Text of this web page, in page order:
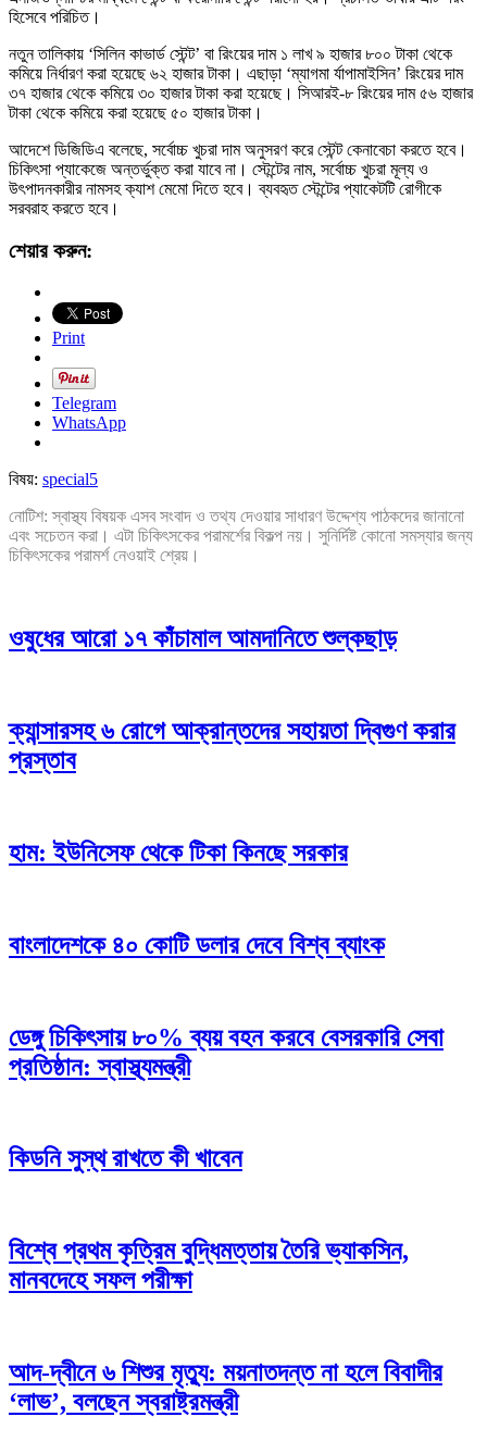
হিসেবে পরিচিত।
নতুন তালিকায় ‘সিলিন কাভার্ড স্টেন্ট’ বা রিংয়ের দাম ১ লাখ ৯ হাজার ৮০০ টাকা থেকে
কমিয়ে নির্ধারণ করা হয়েছে ৬২ হাজার টাকা। এছাড়া ‘ম্যাগমা র্যাপামাইসিন’ রিংয়ের দাম
৩৭ হাজার থেকে কমিয়ে ৩০ হাজার টাকা করা হয়েছে। সিআরই-৮ রিংয়ের দাম ৫৬ হাজার
টাকা থেকে কমিয়ে করা হয়েছে ৫০ হাজার টাকা।
আদেশে ডিজিডিএ বলেছে, সর্বোচ্চ খুচরা দাম অনুসরণ করে স্টেন্ট কেনাবেচা করতে হবে।
চিকিৎসা প্যাকেজে অন্তর্ভুক্ত করা যাবে না। স্টেন্টের নাম, সর্বোচ্চ খুচরা মূল্য ও
উৎপাদনকারীর নামসহ ক্যাশ মেমো দিতে হবে। ব্যবহৃত স্টেন্টের প্যাকেটটি রোগীকে
সরবরাহ করতে হবে।
শেয়ার করুন:
Print
Telegram
WhatsApp
বিষয়: special5
নোটিশ: স্বাস্থ্য বিষয়ক এসব সংবাদ ও তথ্য দেওয়ার সাধারণ উদ্দেশ্য পাঠকদের জানানো
এবং সচেতন করা। এটা চিকিৎসকের পরামর্শের বিকল্প নয়। সুনির্দিষ্ট কোনো সমস্যার জন্য
চিকিৎসকের পরামর্শ নেওয়াই শ্রেয়।
ওষুধের আরো ১৭ কাঁচামাল আমদানিতে শুল্কছাড়
ক্যান্সারসহ ৬ রোগে আক্রান্তদের সহায়তা দ্বিগুণ করার
প্রস্তাব
হাম: ইউনিসেফ থেকে টিকা কিনছে সরকার
বাংলাদেশকে ৪০ কোটি ডলার দেবে বিশ্ব ব্যাংক
ডেঙ্গু চিকিৎসায় ৮০% ব্যয় বহন করবে বেসরকারি সেবা
প্রতিষ্ঠান: স্বাস্থ্যমন্ত্রী
কিডনি সুস্থ রাখতে কী খাবেন
বিশ্বে প্রথম কৃত্রিম বুদ্ধিমত্তায় তৈরি ভ্যাকসিন,
মানবদেহে সফল পরীক্ষা
আদ-দ্বীনে ৬ শিশুর মৃত্যু: ময়নাতদন্ত না হলে বিবাদীর
‘লাভ’, বলছেন স্বরাষ্ট্রমন্ত্রী